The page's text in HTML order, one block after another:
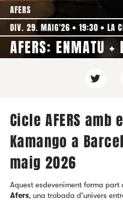
AFERS
DIV. 29. MAIG'26
19:30 LA
AFERS: ENMATU +
Cicle AFERS amb
Kamango a
maig 2026
Aquest esdeveniment forma part
Afers, una trobada d'univers